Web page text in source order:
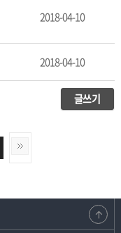
2018-04-10
2018-04-10
글쓰기